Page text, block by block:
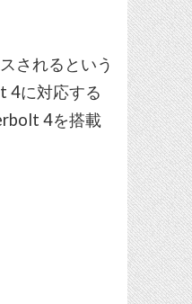
されるという
4に対応する
4を搭載